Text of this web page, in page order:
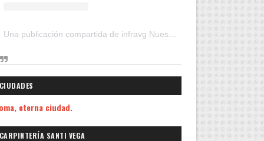
Una publicación compartida de infravg Nuestros Viajes (@infravg)
eterna ciudad.
SANTI VEGA